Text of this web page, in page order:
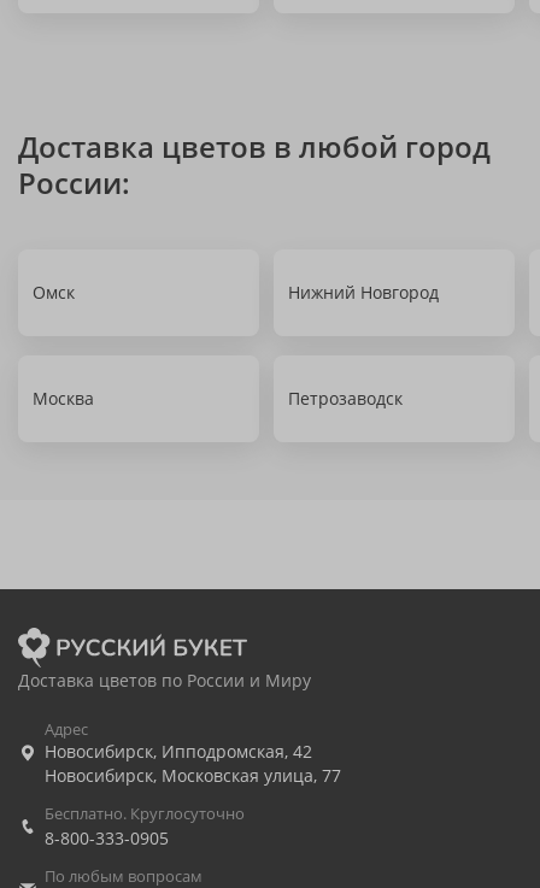
Доставка цветов в любой город
России:
Омск Нижний Новгород
Москва Петрозаводск
Доставка цветов по России и Миру
Адрес
Новосибирск, Ипподромская, 42
Новосибирск, Московская улица, 77
Бесплатно. Круглосуточно
8-800-333-0905
По любым вопросам